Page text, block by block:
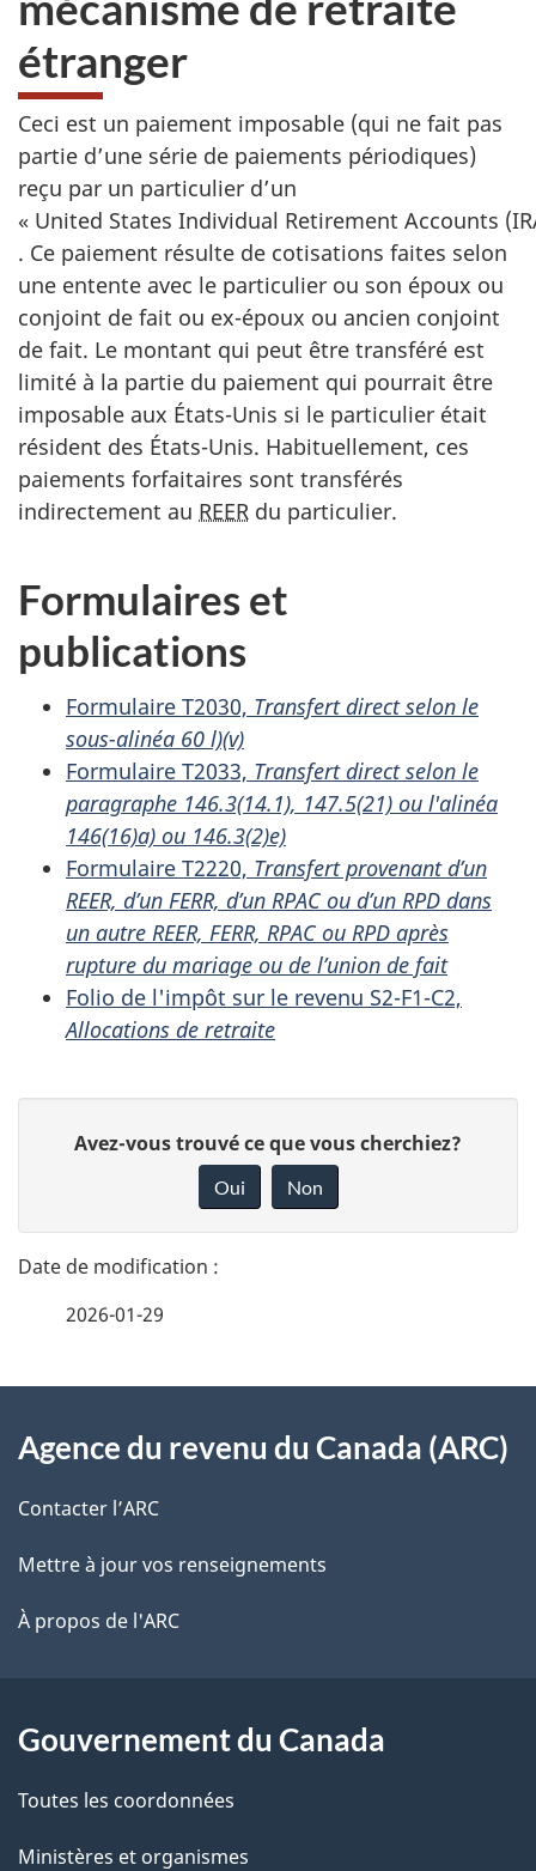
étranger
Ceci est un paiement imposable (qui ne fait pas
partie d’une série de paiements périodiques)
reçu par un particulier d’un
« United States Individual Retirement Accounts
. Ce paiement résulte de cotisations faites selon
une entente avec le particulier ou son époux ou
conjoint de fait ou ex-époux ou ancien conjoint
de fait. Le montant qui peut être transféré est
limité à la partie du paiement qui pourrait être
imposable aux États-Unis si le particulier était
résident des États-Unis. Habituellement, ces
paiements forfaitaires sont transférés
indirectement au REER du particulier.
Formulaires et
publications
Formulaire T2030, Transfert direct selon le
sous-alinéa 60 l)(v)
Formulaire T2033, Transfert direct selon le
paragraphe 146.3(14.1), 147.5(21) ou l'alinéa
146(16)a) ou 146.3(2)e)
Formulaire T2220, Transfert provenant d’un
REER, d’un FERR, d’un RPAC ou d’un RPD dans
un autre REER, FERR, RPAC ou RPD après
rupture du mariage ou de l’union de fait
Folio de l'impôt sur le revenu S2-F1-C2,
Allocations de retraite
t
a
l
s
l
a
a
g
e
n
o
t
r
e
é
t
a
t
i
Avez-vous trouvé ce que vous cherchiez?
Oui Non
2026-01-29
propos
de
ce
site
Agence du revenu du Canada (ARC)
Contacter l’ARC
Mettre à jour vos renseignements
À propos de l'ARC
Gouvernement du Canada
Toutes les coordonnées
Ministères et organismes